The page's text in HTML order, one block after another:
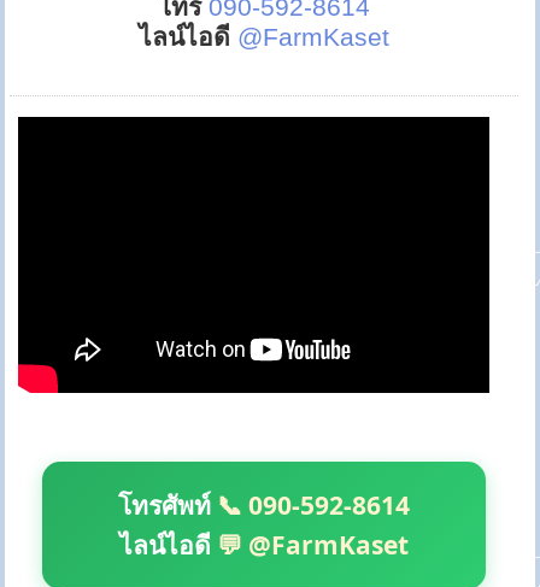
โทร 090-592-8614
ไลน์ไอดี @FarmKaset
โทรศัพท์ 📞 090-592-8614
ไลน์ไอดี 💬 @FarmKaset